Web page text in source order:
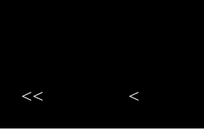
<< <